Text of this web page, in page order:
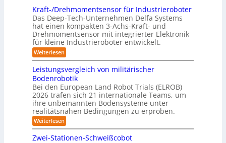
a
x
s
n
a
h
e
A
u
t
o
m
a
f
2
0
2
6
n
g
S
y
s
e
m
m
p
a
t
e
s
3
D
-
S
t
e
r
Kraft-/Drehmomentsensor für Industrieroboter
Das Deep-Tech-Unternehmen Delfa Systems
hat einen kompakten 3-Achs-Kraft- und
Drehmomentsensor mit integrierter Elektronik
für kleine Industrieroboter entwickelt.
Weiterlesen:
K
a
f
t
-
/
D
r
e
h
m
Leistungsvergleich von militärischer
Bodenrobotik
Bei den European Land Robot Trials (ELROB)
2026 trafen sich 21 internationale Teams, um
ihre unbemannten Bodensysteme unter
realitätsnahen Bedingungen zu erproben.
Weiterlesen:
L
e
i
Zwei-Stationen-Schweißcobot